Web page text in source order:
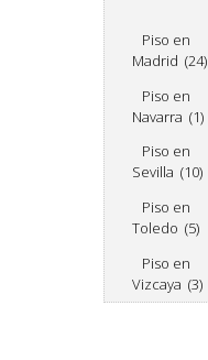
Piso en
Madrid (24)
Piso en
Navarra (1)
Piso en
Sevilla (10)
Piso en
Toledo (5)
Piso en
Vizcaya (3)